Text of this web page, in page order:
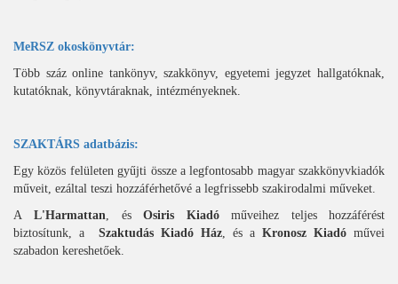
MeRSZ okoskönyvtár:
Több száz online tankönyv, szakkönyv, egyetemi jegyzet hallgatóknak,
kutatóknak, könyvtáraknak, intézményeknek.
SZAKTÁRS adatbázis:
Egy közös felületen gyűjti össze a legfontosabb magyar szakkönyvkiadók
műveit, ezáltal teszi hozzáférhetővé a legfrissebb szakirodalmi műveket.
AL'Harmattan, ésOsiris Kiadóműveihez teljes hozzáférést
biztosítunk, a Szaktudás Kiadó Ház, és a Kronosz Kiadó művei
szabadon kereshetőek.